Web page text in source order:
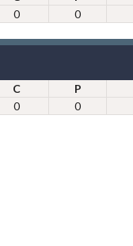
0 0
C P
0 0